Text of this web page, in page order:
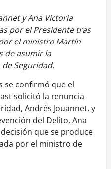
y Ana Victoria
por el Presidente tras
el ministro Martín
de asumir la
Seguridad.
se confirmó que el
solicitó la renuncia
Andrés Jouannet, y
del Delito, Ana
que se produce
por el ministro de